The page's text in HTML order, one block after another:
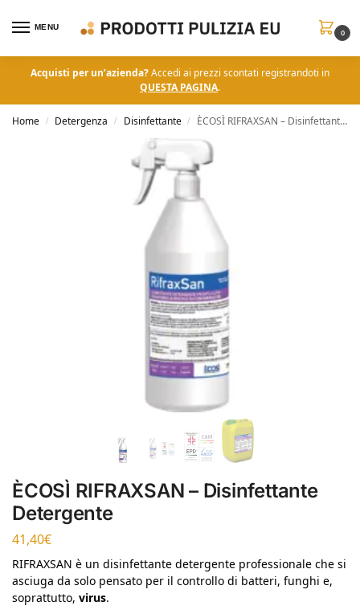
MENU
0
Acquisti per un’azienda?Accedi ai prezzi scontati registrandoti in
QUESTA PAGINA.
Home / Detergenza / Disinfettante / ÈCOSÌ RIFRAXSAN – Disinfettante Detergente
ÈCOSÌ RIFRAXSAN – Disinfettante
Detergente
41,40€
RIFRAXSAN è un disinfettante detergente professionale che si
asciuga da solo pensato per il controllo di batteri, funghi e,
soprattutto, virus.